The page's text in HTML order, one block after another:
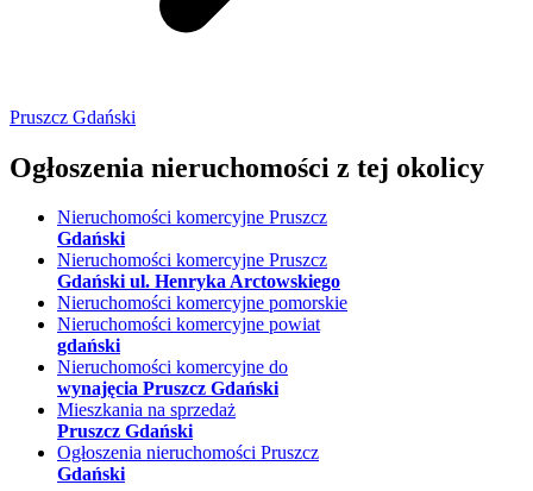
Pruszcz Gdański
Ogłoszenia nieruchomości z tej okolicy
Nieruchomości komercyjne Pruszcz
Gdański
Nieruchomości komercyjne Pruszcz
Gdański ul. Henryka Arctowskiego
Nieruchomości komercyjne pomorskie
Nieruchomości komercyjne powiat
gdański
Nieruchomości komercyjne do
wynajęcia Pruszcz Gdański
Mieszkania na sprzedaż
Pruszcz Gdański
Ogłoszenia nieruchomości Pruszcz
Gdański